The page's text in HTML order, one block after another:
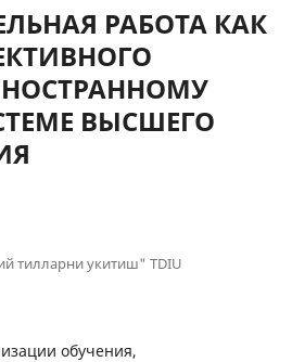
РАБОТА КАК
ВЫСШЕГО
тилларни укитиш" TDIU
обучения,